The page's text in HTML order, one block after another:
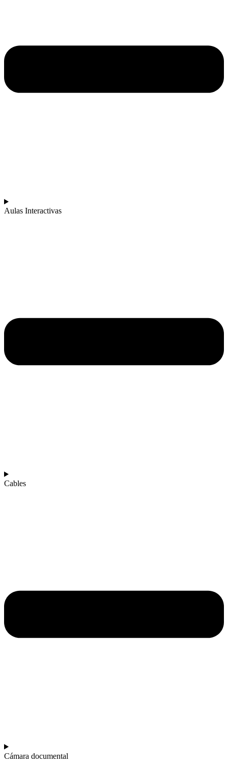
Aulas Interactivas
Cables
Cámara documental